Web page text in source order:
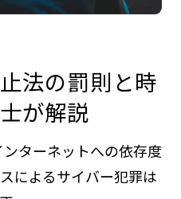
法の罰則と時
が解説
ターネットへの依存度
によるサイバー犯罪は